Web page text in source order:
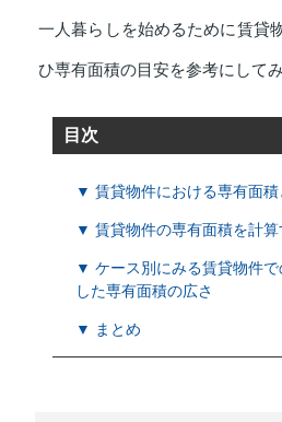
一人暮らしを始めるために賃貸
ひ専有面積の目安を参考にして
目次
▼ 賃貸物件における専有面積
▼ 賃貸物件の専有面積を計算
▼ ケース別にみる賃貸物件
した専有面積の広さ
▼ まとめ